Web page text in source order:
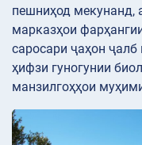
пешниҳод мекунанд,
марказҳои
саросари ҷаҳон
ҳифзи гуногунии
манзилгоҳҳои